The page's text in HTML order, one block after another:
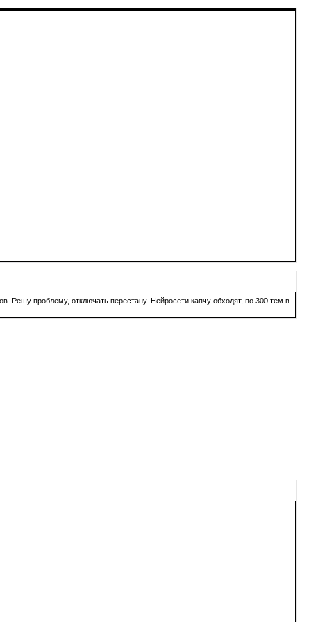
Решу проблему, отключать перестану. Нейросети капчу обходят, по 300 тем в